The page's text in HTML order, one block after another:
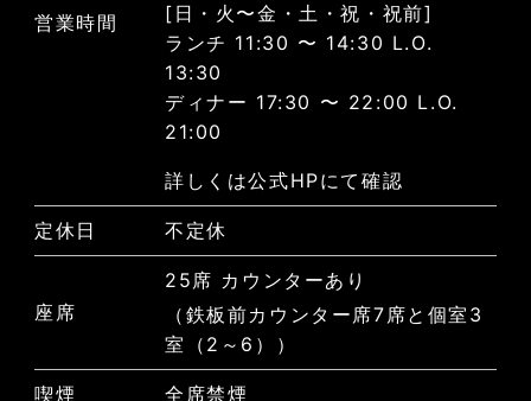
営業時間
[日・火〜金・土・祝・祝前]
ランチ 11:30 〜 14:30 L.O.
13:30
ディナー 17:30 〜 22:00 L.O.
21:00
詳しくは公式HPにて確認
定休日 不定休
座席
25席 カウンターあり
（鉄板前カウンター席7席と個室3
室（2～6））
喫煙 全席禁煙